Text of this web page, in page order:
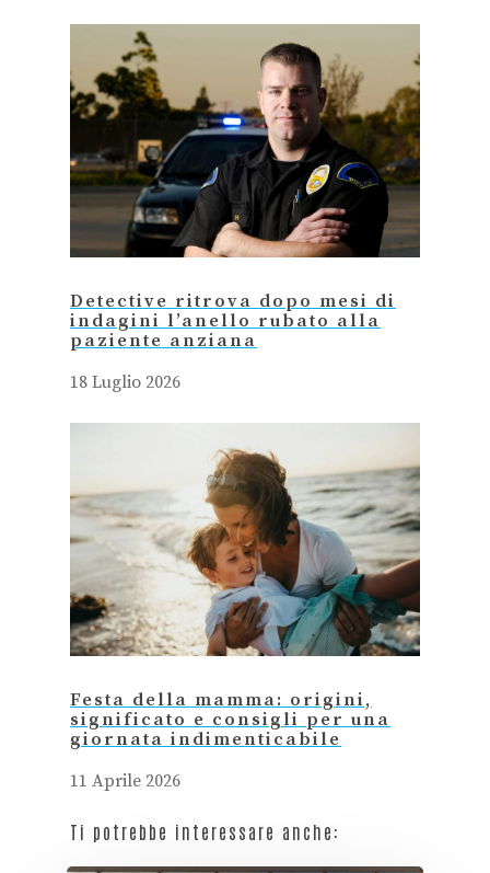
Detective ritrova dopo mesi di
indagini l’anello rubato alla
paziente anziana
18 Luglio 2026
Festa della mamma: origini,
significato e consigli per una
giornata indimenticabile
11 Aprile 2026
Ti potrebbe interessare anche: